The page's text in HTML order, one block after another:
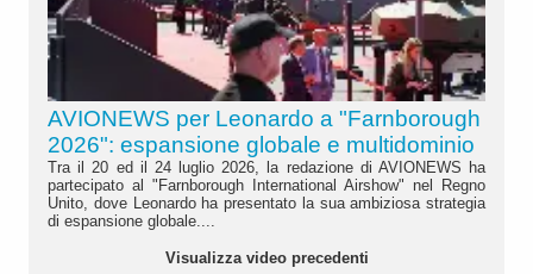
AVIONEWS per Leonardo a "Farnborough
2026": espansione globale e multidominio
Tra il 20 ed il 24 luglio 2026, la redazione di AVIONEWS ha
partecipato al "Farnborough International Airshow" nel Regno
Unito, dove Leonardo ha presentato la sua ambiziosa strategia
di espansione globale....
Visualizza video precedenti